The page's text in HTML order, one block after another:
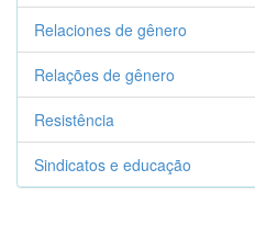
Relaciones de gênero
Relações de gênero
Resistência
Sindicatos e educação